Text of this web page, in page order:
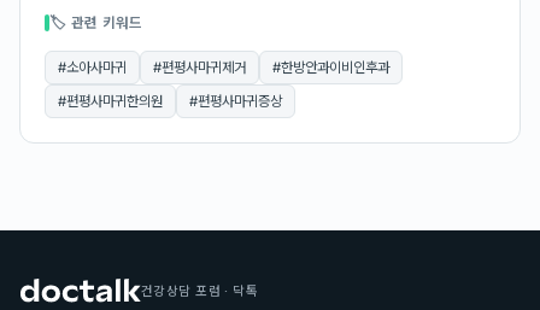
🏷 관련 키워드
#소아사마귀 #편평사마귀제거 #한방안과이비인후과
#편평사마귀한의원 #편평사마귀증상
건강상담 포럼 · 닥톡